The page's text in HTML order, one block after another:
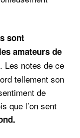
sont
amateurs de
Les notes de ce
tellement son
de
que l’on sent